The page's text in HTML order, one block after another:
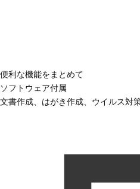
便利な機能をまとめて
ソフトウェア付属
文書作成、はがき作成、ウイルス対